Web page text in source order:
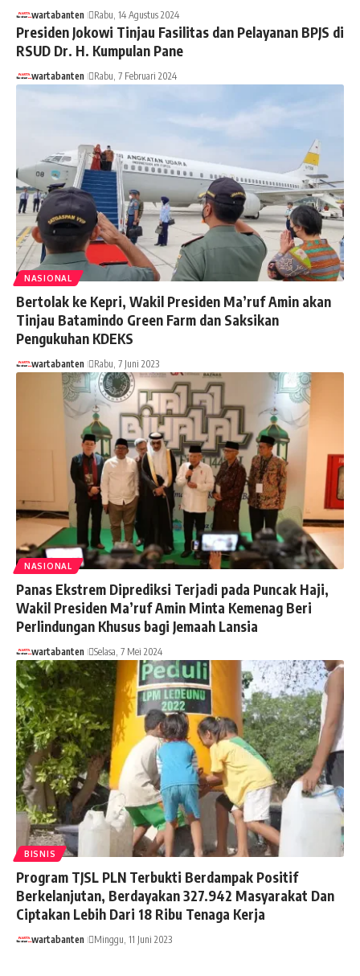
wartabanten Rabu, 14 Agustus 2024
Presiden Jokowi Tinjau Fasilitas dan Pelayanan BPJS di
RSUD Dr. H. Kumpulan Pane
wartabanten Rabu, 7 Februari 2024
NASIONAL
Bertolak ke Kepri, Wakil Presiden Ma’ruf Amin akan
Tinjau Batamindo Green Farm dan Saksikan
Pengukuhan KDEKS
wartabanten Rabu, 7 Juni 2023
NASIONAL
Panas Ekstrem Diprediksi Terjadi pada Puncak Haji,
Wakil Presiden Ma’ruf Amin Minta Kemenag Beri
Perlindungan Khusus bagi Jemaah Lansia
wartabanten Selasa, 7 Mei 2024
BISNIS
Program TJSL PLN Terbukti Berdampak Positif
Berkelanjutan, Berdayakan 327.942 Masyarakat Dan
Ciptakan Lebih Dari 18 Ribu Tenaga Kerja
wartabanten Minggu, 11 Juni 2023